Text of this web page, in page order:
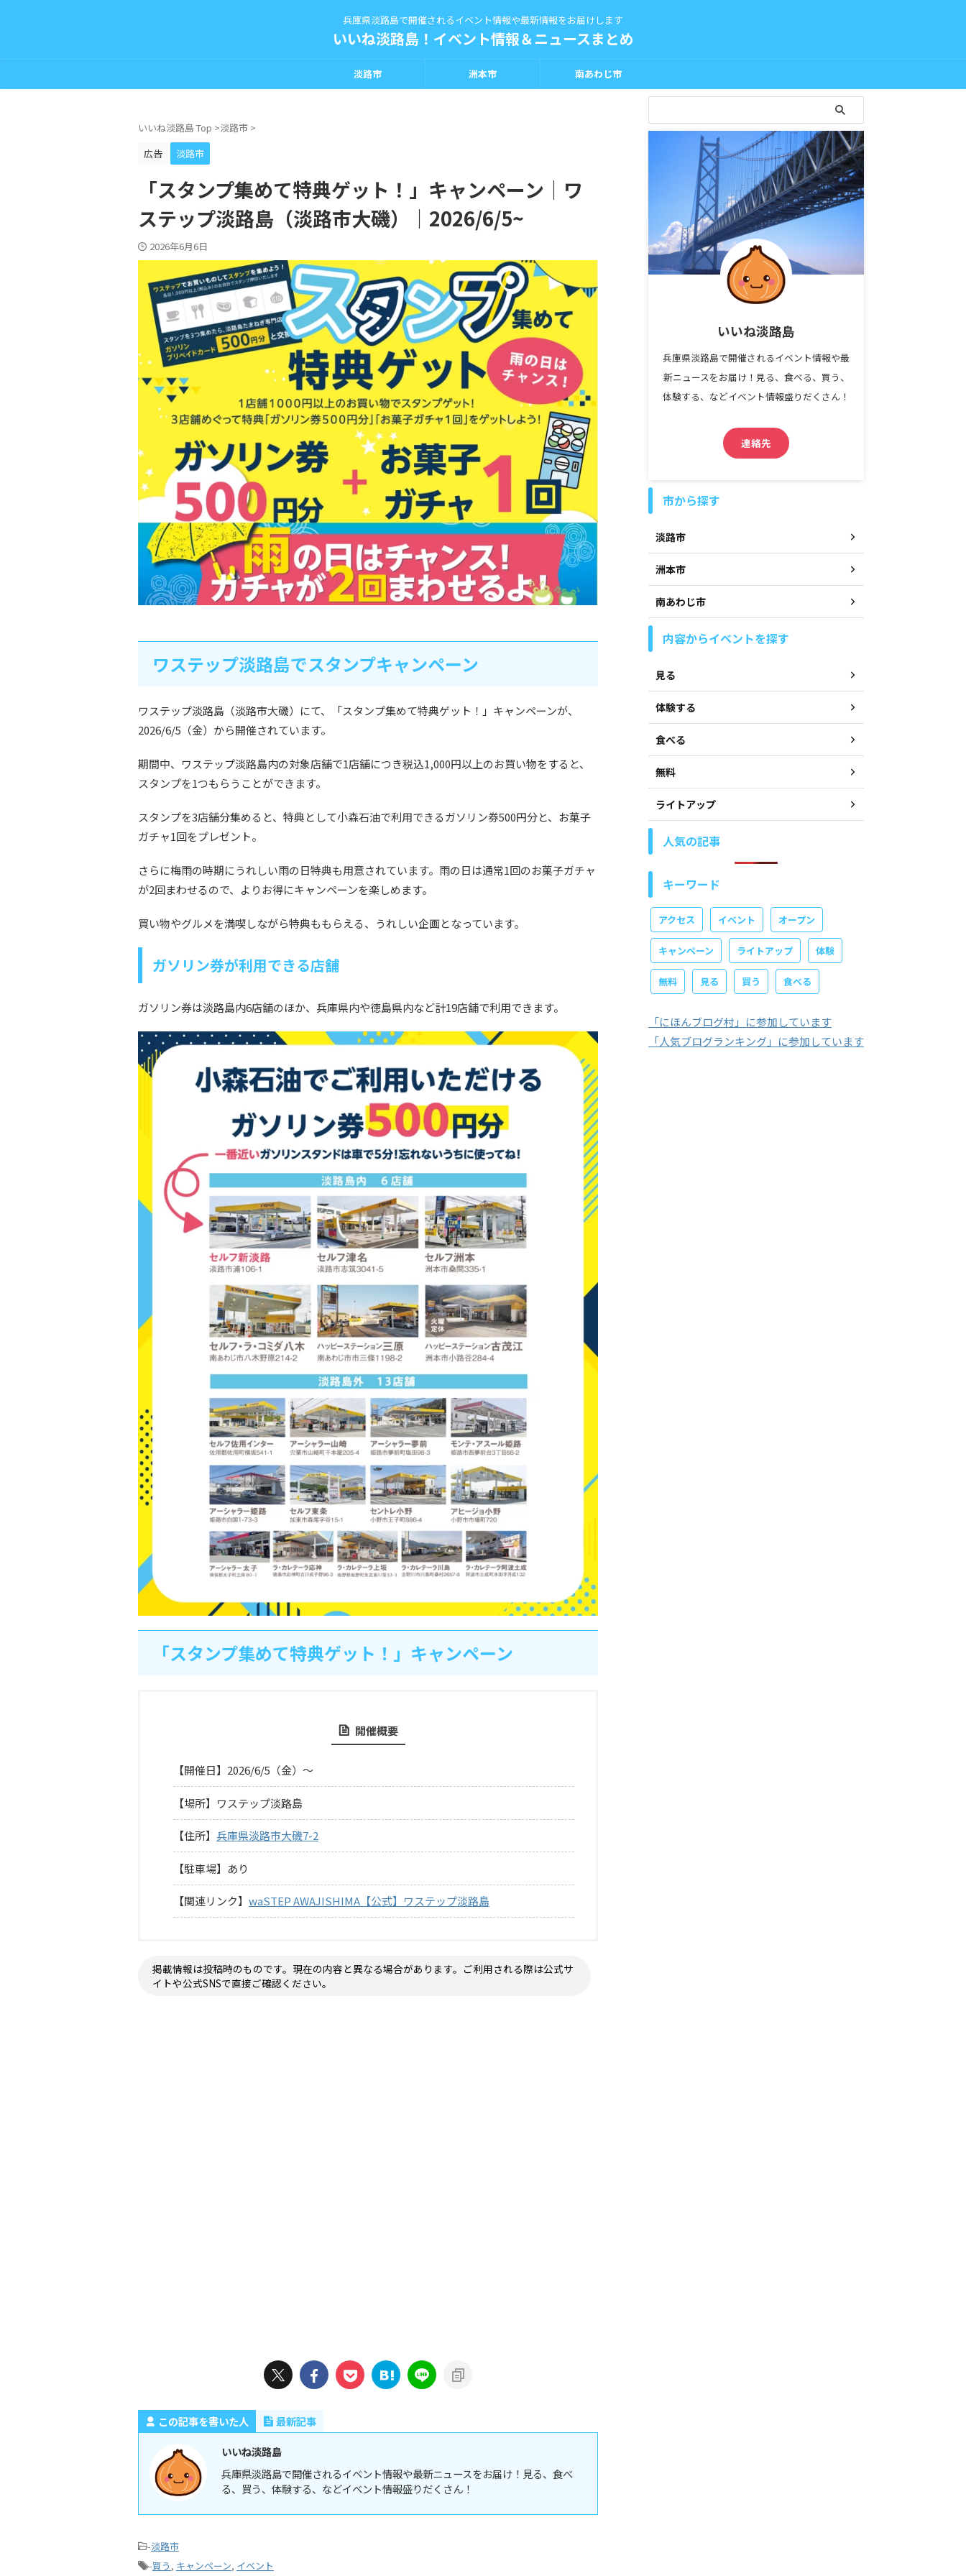
兵庫県淡路島で開催されるイベント情報や最新情報をお届けします
いいね淡路島！イベント情報＆ニュースまとめ
淡路市 洲本市 南あわじ市
いいね淡路島 Top >淡路市 >
広告
淡路市
「スタンプ集めて特典ゲット！」キャンペーン｜ワ
ステップ淡路島（淡路市大磯）｜2026/6/5~
2026年6月6日
ワステップ淡路島でスタンプキャンペーン
ワステップ淡路島（淡路市大磯）にて、「スタンプ集めて特典ゲット！」キャンペーンが、
2026/6/5（金）から開催されています。
期間中、ワステップ淡路島内の対象店舗で1店舗につき税込1,000円以上のお買い物をすると、
スタンプを1つもらうことができます。
スタンプを3店舗分集めると、特典として小森石油で利用できるガソリン券500円分と、お菓子
ガチャ1回をプレゼント。
さらに梅雨の時期にうれしい雨の日特典も用意されています。雨の日は通常1回のお菓子ガチャ
が2回まわせるので、よりお得にキャンペーンを楽しめます。
買い物やグルメを満喫しながら特典ももらえる、うれしい企画となっています。
ガソリン券が利用できる店舗
ガソリン券は淡路島内6店舗のほか、兵庫県内や徳島県内など計19店舗で利用できます。
「スタンプ集めて特典ゲット！」キャンペーン
開催概要
【開催日】2026/6/5（金）～
【場所】ワステップ淡路島
【住所】 兵庫県淡路市大磯7-2
【駐車場】あり
【関連リンク】 waSTEP AWAJISHIMA【公式】ワステップ淡路島
掲載情報は投稿時のものです。現在の内容と異なる場合があります。ご利用される際は公式サ
イトや公式SNSで直接ご確認ください。
この記事を書いた人
最新記事
いいね淡路島
兵庫県淡路島で開催されるイベント情報や最新ニュースをお届け！見る、食べ
る、買う、体験する、などイベント情報盛りだくさん！
-淡路市
-買う , キャンペーン, イベント
いいね淡路島
兵庫県淡路島で開催されるイベント情報や最
新ニュースをお届け！見る、食べる、買う、
体験する、などイベント情報盛りだくさん！
連絡先
市から探す
淡路市
洲本市
南あわじ市
内容からイベントを探す
見る
体験する
食べる
無料
ライトアップ
人気の記事
キーワード
アクセス イベント オープン
キャンペーン ライトアップ 体験
無料 見る 買う 食べる
「にほんブログ村」に参加しています
「人気ブログランキング」に参加しています